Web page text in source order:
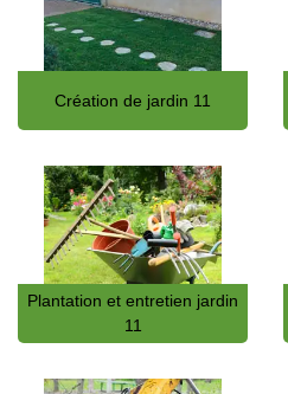
Création de jardin 11
Plantation et entretien jardin
11